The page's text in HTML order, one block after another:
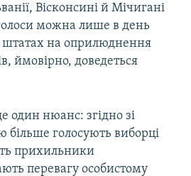
Вісконсині й Мічигані
можна лише в день
штатах на оприлюднення
ймовірно, доведеться
один нюанс: згідно зі
більше голосують виборці
прихильники
перевагу особистому